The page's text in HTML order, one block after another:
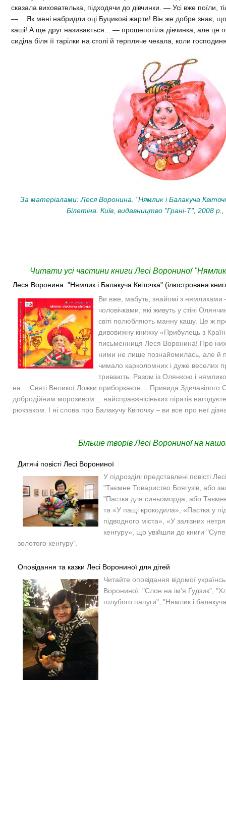
сказала вихователька, підходячи до дівчинки. — Усі вже поїли,
— Як мені набридли оці Буцикові жарти! Він же добре знає,
каші! А ще друг називається... — прошепотіла дівчинка, але це
сиділа біля її тарілки на столі й терпляче чекала, коли
За матеріалами: Леся Воронина. "Нямлик і Балакуча
Білетіна. Київ, видавництво "Грані-Т", 2008
Читати усі частини книги Лесі Ворониної "Нямлик
Леся Воронина. "Нямлик і Балакуча Квіточка" (ілюстрована
Ви вже, мабуть, знайомі з
чоловічками, які живуть у стіні
світі полюбляють манну кашу. Це ж
дивовижну книжку «Прибулець з
письменниця Леся Воронина! Про них
ними не лише познайомилась, але й
чимало карколомних і дуже веселих
тривають. Разом із Олянкою і
на… Святі Великої Ложки приборкаєте… Привида Здичавілого
добродійним морозивом… найсправжнісіньких піратів
рюкзаком. І ні слова про Балакучу Квіточку – ви все про неї
Більше творів Лесі Ворониної на
Дитячі повісті Лесі Ворониної
У підрозділі представлені повісті
"Таємне Товариство Боягузів, або
"Пастка для синьоморда, або
та «У пащі крокодила», «Пастка у
підводного міста», «У залізних
кенгуру», що увійшли до книги
золотого кенгуру".
Оповідання та казки Лесі Ворониної для дітей
Читайте оповідання відомої
Ворониної: "Слон на ім’я Ґудзик",
голубого папуги", "Нямлик і балакуча